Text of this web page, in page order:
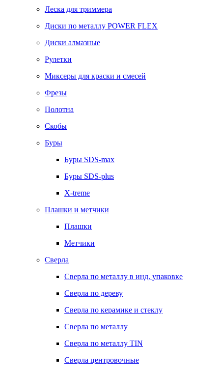
Леска для триммера
Диски по металлу POWER FLEX
Диски алмазные
Рулетки
Миксеры для краски и смесей
Фрезы
Полотна
Скобы
Буры
Буры SDS-max
Буры SDS-plus
X-treme
Плашки и метчики
Плашки
Метчики
Сверла
Сверла по металлу в инд. упаковке
Сверла по дереву
Сверла по керамике и стеклу
Сверла по металлу
Сверла по металлу TIN
Сверла центровочные